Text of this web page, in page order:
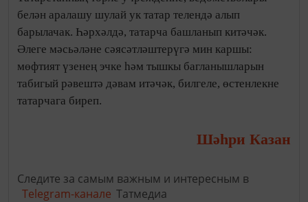
белән аралашу шулай ук татар телендә алып
барылачак. Һәрхәлдә, татарча башланып китәчәк.
Әлеге мәсьәләне сәясәтләштерүгә мин каршы:
мөфтият үзенең эчке һәм тышкы багланышларын
табигый рәвештә дәвам итәчәк, билгеле, өстенлекне
татарчага биреп.
Шәһри Казан
Следите за самым важным и интересным в
Telegram-канале Татмедиа